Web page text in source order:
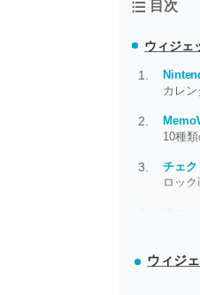
目次
ウィジェ
カレ
10種
チェク
ロッ
ウィジ